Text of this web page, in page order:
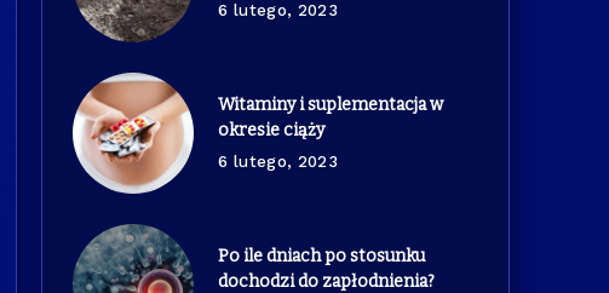
6 lutego, 2023
Witaminy i suplementacja w
okresie ciąży
6 lutego, 2023
Po ile dniach po stosunku
dochodzi do zapłodnienia?